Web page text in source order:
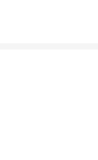
到对自己有帮助
异的个性与生存
判断，以天龙八
与帮助。